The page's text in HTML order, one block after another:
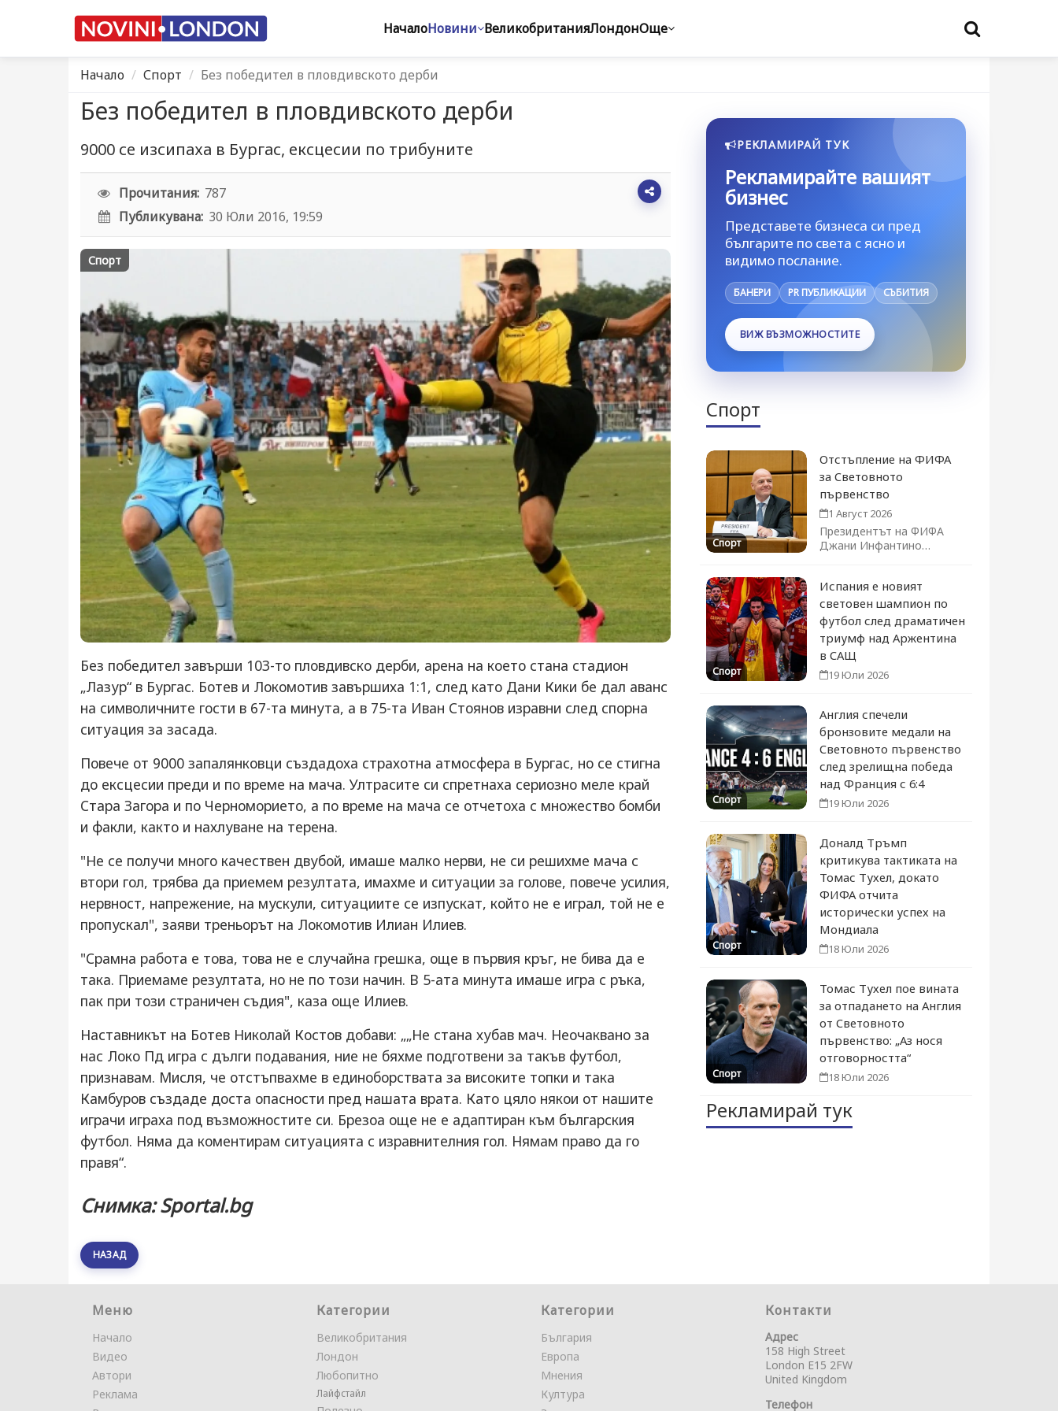
НачалоНовини ВеликобританияЛондонОще
Начало Спорт Без победител в пловдивското дерби
Без победител в пловдивското дерби
9000 се изсипаха в Бургас, ексцесии по трибуните
Прочитания: 787
Публикувана: 30 Юли 2016, 19:59
Спорт
Без победител завърши 103-то пловдивско дерби, арена на което стана стадион
„Лазур“ в Бургас. Ботев и Локомотив завършиха 1:1, след като Дани Кики бе дал аванс
на символичните гости в 67-та минута, а в 75-та Иван Стоянов изравни след спорна
ситуация за засада.
Повече от 9000 запалянковци създадоха страхотна атмосфера в Бургас, но се стигна
до ексцесии преди и по време на мача. Ултрасите си спретнаха сериозно меле край
Стара Загора и по Черноморието, а по време на мача се отчетоха с множество бомби
и факли, както и нахлуване на терена.
"Не се получи много качествен двубой, имаше малко нерви, не си решихме мача с
втори гол, трябва да приемем резултата, имахме и ситуации за голове, повече усилия,
нервност, напрежение, на мускули, ситуациите се изпускат, който не е играл, той не е
пропускал", заяви треньорът на Локомотив Илиан Илиев.
"Срамна работа е това, това не е случайна грешка, още в първия кръг, не бива да е
така. Приемаме резултата, но не по този начин. В 5-ата минута имаше игра с ръка,
пак при този страничен съдия", каза още Илиев.
Наставникът на Ботев Николай Костов добави: „„Не стана хубав мач. Неочаквано за
нас Локо Пд игра с дълги подавания, ние не бяхме подготвени за такъв футбол,
признавам. Мисля, че отстъпвахме в единоборствата за високите топки и така
Камбуров създаде доста опасности пред нашата врата. Като цяло някои от нашите
играчи играха под възможностите си. Брезоа още не е адаптиран към българския
футбол. Няма да коментирам ситуацията с изравнителния гол. Нямам право да го
правя“.
Снимка: Sportal.bg
НАЗАД
РЕКЛАМИРАЙ ТУК
Рекламирайте вашият
бизнес
Представете бизнеса си пред
българите по света с ясно и
видимо послание.
БАНЕРИ PR ПУБЛИКАЦИИ СЪБИТИЯ
ВИЖ ВЪЗМОЖНОСТИТЕ
Спорт
Спорт
Отстъпление на ФИФА
за Световното
първенство
1 Август 2026
Президентът на ФИФА
Джани Инфантино
Спорт
Испания е новият
световен шампион по
футбол след драматичен
триумф над Аржентина
в САЩ
19 Юли 2026
Спорт
Англия спечели
бронзовите медали на
Световното първенство
след зрелищна победа
над Франция с 6:4
19 Юли 2026
Спорт
Доналд Тръмп
критикува тактиката на
Томас Тухел, докато
ФИФА отчита
исторически успех на
Мондиала
18 Юли 2026
Спорт
Томас Тухел пое вината
за отпадането на Англия
от Световното
първенство: „Аз нося
отговорността“
18 Юли 2026
Рекламирай тук
Меню
Начало
Видео
Автори
Реклама
Категории
Великобритания
Лондон
Любопитно
Лайфстайл
Категории
България
Европа
Мнения
Култура
Контакти
Адрес
158 High Street
London E15 2FW
United Kingdom
Телефон